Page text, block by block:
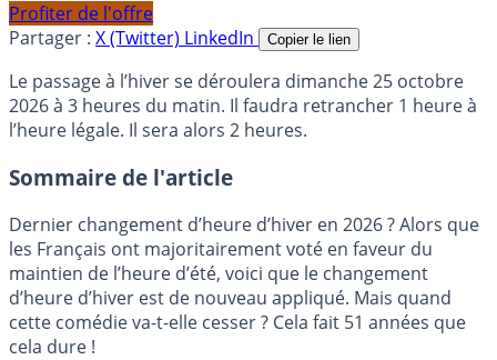
Profiter de l'offre
Partager : X (Twitter) LinkedIn Copier le lien
Le passage à l’hiver se déroulera dimanche 25 octobre
2026 à 3 heures du matin. Il faudra retrancher 1 heure à
l’heure légale. Il sera alors 2 heures.
Sommaire de l'article
Dernier changement d’heure d’hiver en 2026 ? Alors que
les Français ont majoritairement voté en faveur du
maintien de l’heure d’été, voici que le changement
d’heure d’hiver est de nouveau appliqué. Mais quand
cette comédie va-t-elle cesser ? Cela fait 51 années que
cela dure !